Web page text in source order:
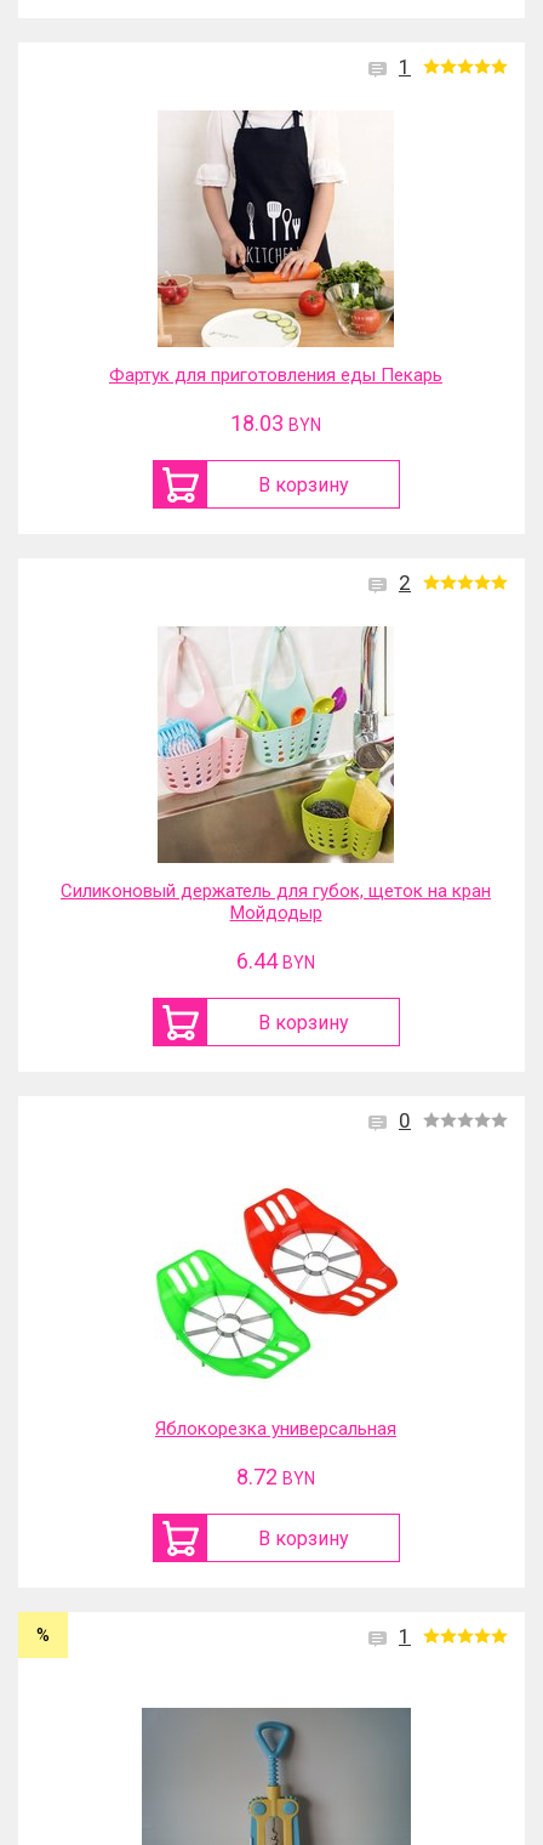
1
Фартук для приготовления еды Пекарь
18.03 BYN
В корзину
2
Силиконовый держатель для губок, щеток на кран
Мойдодыр
6.44 BYN
В корзину
0
Яблокорезка универсальная
8.72 BYN
В корзину
1
%